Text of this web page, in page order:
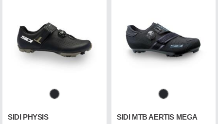
SIDI PHYSIS SIDI MTB AERTIS MEGA